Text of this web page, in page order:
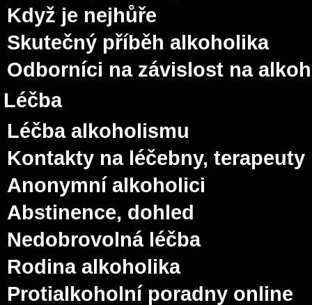
Když je nejhůře
Skutečný příběh alkoholika
Odborníci na závislost na
Léčba
Léčba alkoholismu
Kontakty na léčebny, terapeuty
Anonymní alkoholici
Abstinence, dohled
Nedobrovolná léčba
Rodina alkoholika
Protialkoholní poradny online